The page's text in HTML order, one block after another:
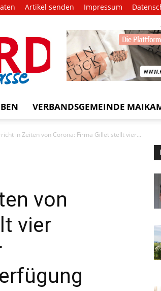
Artikel senden Impressum
VERBANDSGEMEINDE
in Zeiten von Corona: Firma Gillet stellt vier...
von
vier